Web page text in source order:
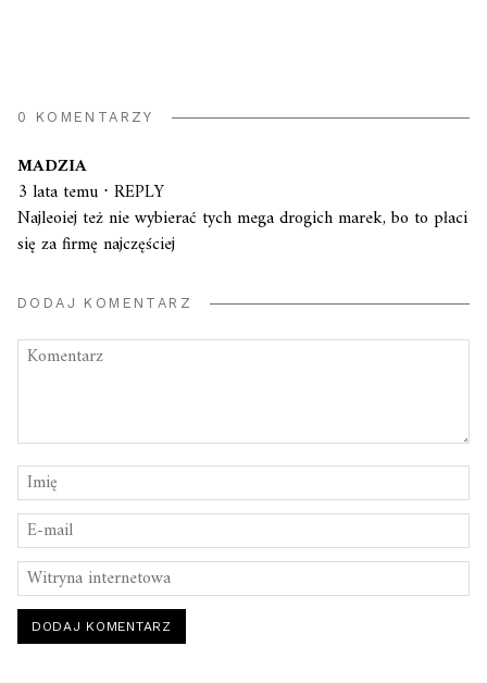
0 KOMENTARZY
MADZIA
3 lata temu ⋅ REPLY
Najleoiej też nie wybierać tych mega drogich marek, bo to płaci
się za firmę najczęściej
DODAJ KOMENTARZ